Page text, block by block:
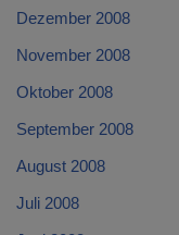
Dezember 2008
November 2008
Oktober 2008
September 2008
August 2008
Juli 2008